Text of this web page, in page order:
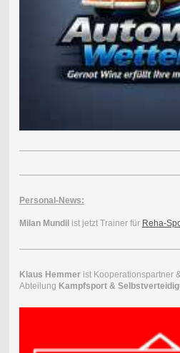
Personal-News:
Milan Mundil ist jetzt Trainer für Reha-
Klaus Hemmerist Kooperationspartner
Abteilung Kampfsport &